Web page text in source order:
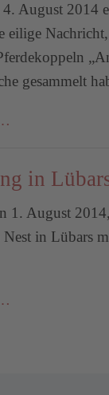
August 2014
eilige
gesammelt
in
1. August
Nest in Lübars